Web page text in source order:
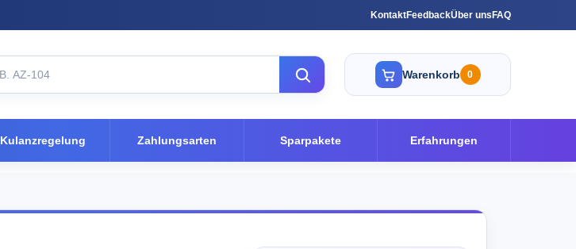
KontaktFeedbackÜber uns FAQ
Warenkorb 0
Kulanzregelung Zahlungsarten Sparpakete Erfahrungen